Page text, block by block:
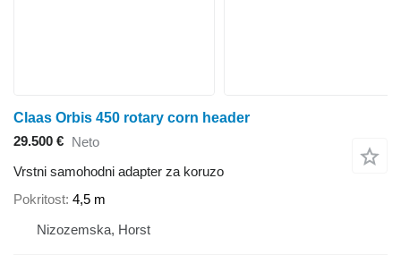
Claas Orbis 450 rotary corn header
29.500 € Neto
Vrstni samohodni adapter za koruzo
Pokritost 4,5 m
Nizozemska, Horst